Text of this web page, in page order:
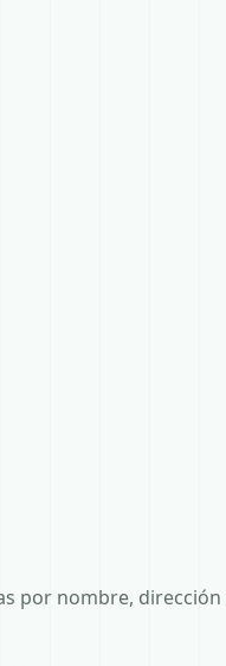
por nombre,